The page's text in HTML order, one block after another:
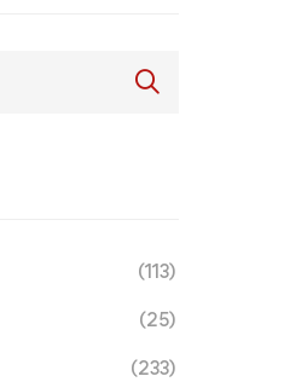
(113)
(25)
(233)